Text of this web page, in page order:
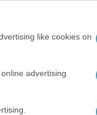
like cookies on
advertising